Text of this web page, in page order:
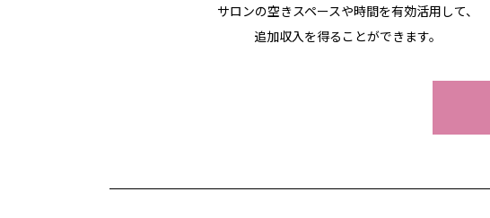
サロンの空きスペースや時間を有効活用して、
追加収入を得ることができます。